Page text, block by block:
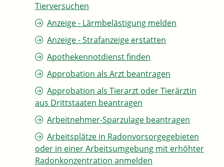
Tierversuchen
Anzeige - Lärmbelästigung melden
Anzeige - Strafanzeige erstatten
Apothekennotdienst finden
Approbation als Arzt beantragen
Approbation als Tierarzt oder Tierärztin
aus Drittstaaten beantragen
Arbeitnehmer-Sparzulage beantragen
Arbeitsplätze in Radonvorsorgegebieten
oder in einer Arbeitsumgebung mit erhöhter
Radonkonzentration anmelden